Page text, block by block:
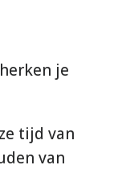
je
tijd van
van